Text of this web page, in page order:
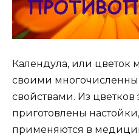
Календула, или цветок
своими
свойствами. Из цветков
приготовлены
применяются в